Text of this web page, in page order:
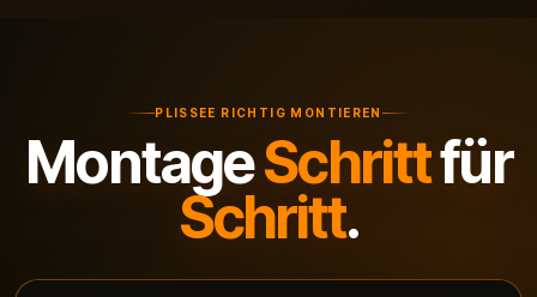
PLISSEE RICHTIG MONTIEREN
MontageSchrittfür
Schritt.